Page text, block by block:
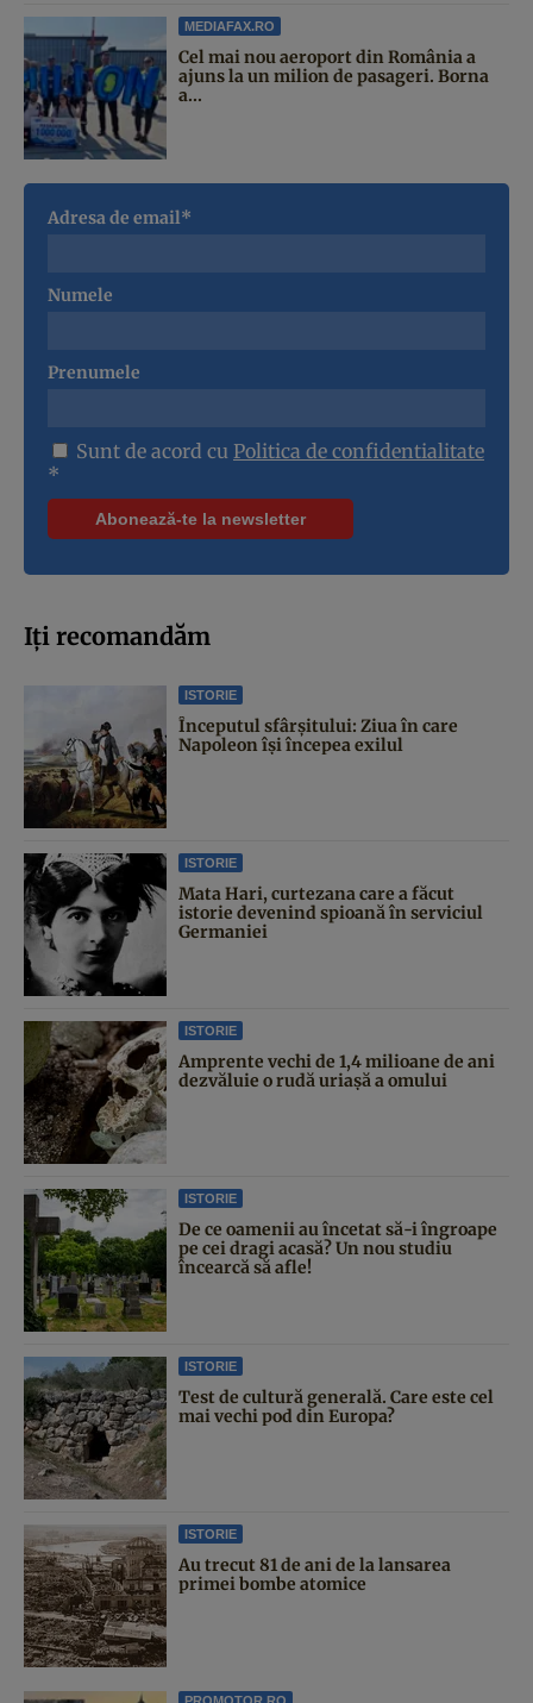
MEDIAFAX.RO
Cel mai nou aeroport din România a
ajuns la un milion de pasageri. Borna
a...
Adresa de email*
Numele
Prenumele
Sunt de acord cu Politica de confidentialitate
*
Iți recomandăm
ISTORIE
Începutul sfârşitului: Ziua în care
Napoleon îşi începea exilul
ISTORIE
Mata Hari, curtezana care a făcut
istorie devenind spioană în serviciul
Germaniei
ISTORIE
Amprente vechi de 1,4 milioane de ani
dezvăluie o rudă uriașă a omului
ISTORIE
De ce oamenii au încetat să-i îngroape
pe cei dragi acasă? Un nou studiu
încearcă să afle!
ISTORIE
Test de cultură generală. Care este cel
mai vechi pod din Europa?
ISTORIE
Au trecut 81 de ani de la lansarea
primei bombe atomice